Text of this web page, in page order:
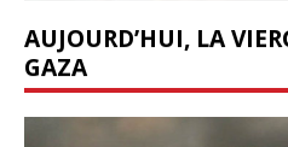
AUJOURD’HUI, LA
GAZA